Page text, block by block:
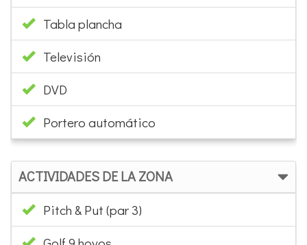
Tabla plancha
Televisión
DVD
Portero automático
ACTIVIDADES DE LA ZONA
Pitch & Put (par 3)